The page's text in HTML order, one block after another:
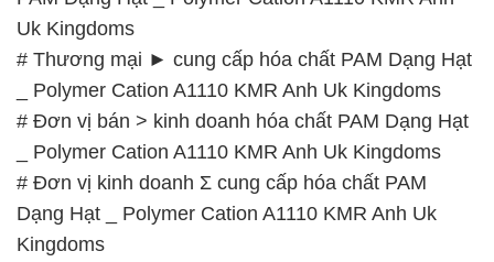
Uk Kingdoms
# Thương mại ► cung cấp hóa chất PAM Dạng Hạt
_ Polymer Cation A1110 KMR Anh Uk Kingdoms
# Đơn vị bán > kinh doanh hóa chất PAM Dạng Hạt
_ Polymer Cation A1110 KMR Anh Uk Kingdoms
# Đơn vị kinh doanh Σ cung cấp hóa chất PAM
Dạng Hạt _ Polymer Cation A1110 KMR Anh Uk
Kingdoms